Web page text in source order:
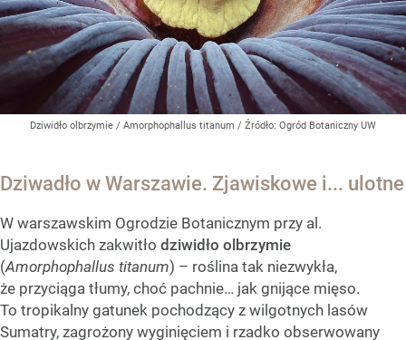
Dziwidło olbrzymie / Amorphophallus titanum / Źródło: Ogród Botaniczny UW
Dziwadło w Warszawie. Zjawiskowe i... ulotne
W warszawskim Ogrodzie Botanicznym przy al.
Ujazdowskich zakwitło dziwidło olbrzymie
(Amorphophallus titanum) – roślina tak niezwykła,
że przyciąga tłumy, choć pachnie… jak gnijące mięso.
To tropikalny gatunek pochodzący z wilgotnych lasów
Sumatry, zagrożony wyginięciem i rzadko obserwowany